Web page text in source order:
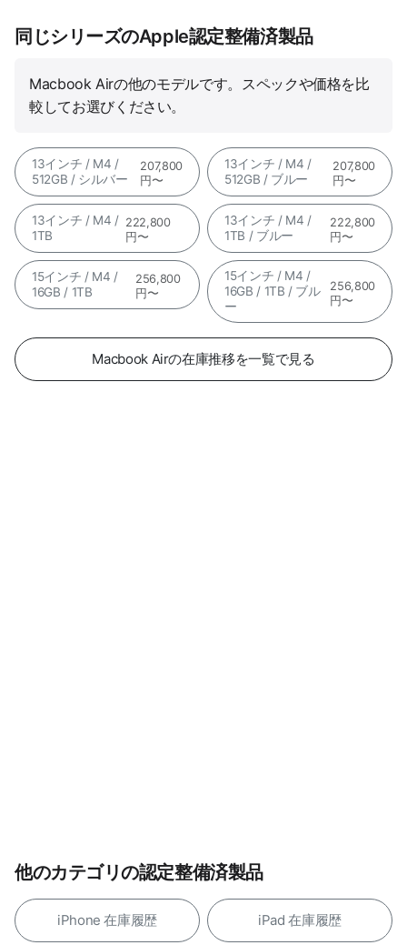
同じシリーズのApple認定整備済製品
Macbook Airの他のモデルです。スペックや価格を比
較してお選びください。
13インチ / M4 /
512GB / シルバー
207,800
円〜
13インチ / M4 /
512GB / ブルー
207,800
円〜
13インチ / M4 /
1TB
222,800
円〜
13インチ / M4 /
1TB / ブルー
222,800
円〜
15インチ / M4 /
16GB / 1TB
256,800
円〜
15インチ / M4 /
16GB / 1TB / ブル
ー
256,800
円〜
Macbook Airの在庫推移を一覧で見る
他のカテゴリの認定整備済製品
iPhone 在庫履歴 iPad 在庫履歴